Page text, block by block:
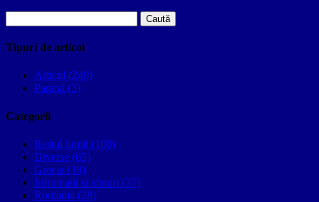
după:
Tipuri de articol
Articol (249)
Pagină (3)
Categorii
Restul lumii (100)
Diverse (65)
Grecia (38)
Informatii si sfaturi (37)
Romania (28)